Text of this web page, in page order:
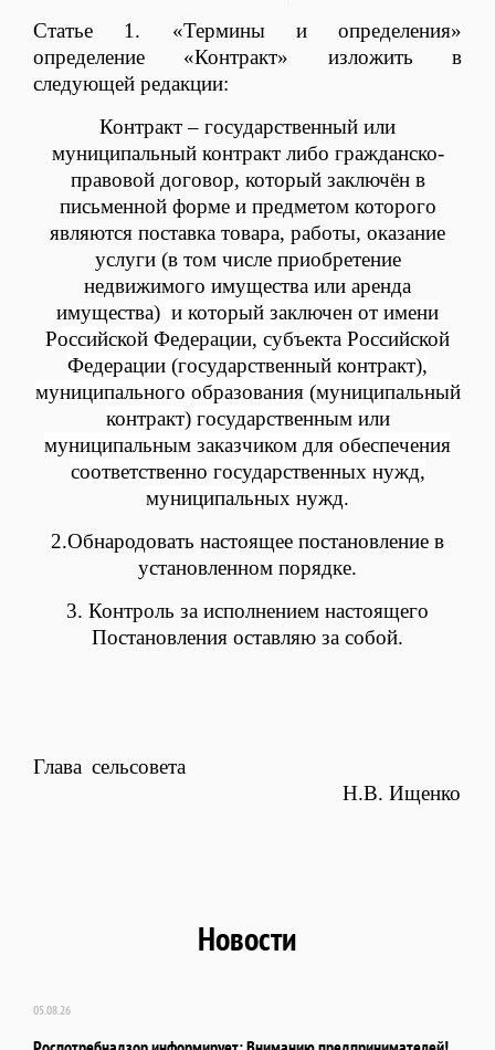
Статье 1. «Термины и определения»
определение «Контракт» изложить в
следующей редакции:
Контракт – государственный или
муниципальный контракт либо гражданско-
правовой договор, который заключён в
письменной форме и предметом которого
являются поставка товара, работы, оказание
услуги (в том числе приобретение
недвижимого имущества или аренда
имущества) и который заключен от имени
Российской Федерации, субъекта Российской
Федерации (государственный контракт),
муниципального образования (муниципальный
контракт) государственным или
муниципальным заказчиком для обеспечения
соответственно государственных нужд,
муниципальных нужд.
2.Обнародовать настоящее постановление в
установленном порядке.
3. Контроль за исполнением настоящего
Постановления оставляю за собой.
Глава сельсовета
Н.В. Ищенко
Новости
05.08.26